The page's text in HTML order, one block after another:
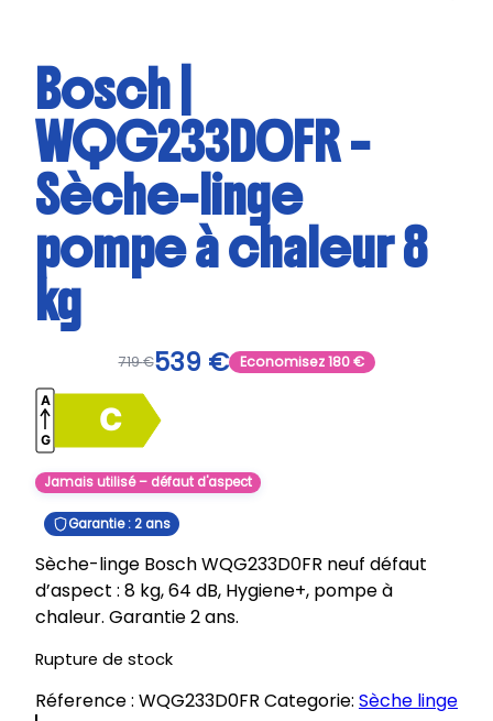
Bosch |
WQG233D0FR –
Sèche-linge
pompe à chaleur 8
kg
719€539 € Economisez180€
Jamais utilisé – défaut d'aspect
Garantie : 2 ans
Sèche-linge Bosch WQG233D0FR neuf défaut
d’aspect : 8 kg, 64 dB, Hygiene+, pompe à
chaleur. Garantie 2 ans.
Rupture de stock
Réference : WQG233D0FR Categorie: Sèche linge